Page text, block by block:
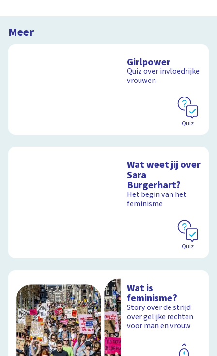
Meer
Girlpower
Quiz over invloedrijke
vrouwen
Quiz
Wat weet jij over
Sara
Burgerhart?
Het begin van het
feminisme
Quiz
Wat is
feminisme?
Story over de strijd
over gelijke rechten
voor man en vrouw